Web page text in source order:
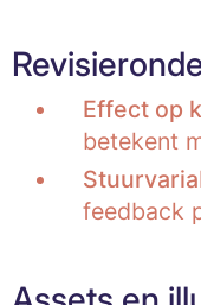
Effect op
betekent
feedback